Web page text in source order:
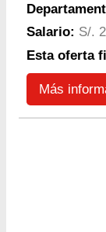
Salario: S/.
Esta oferta
Más